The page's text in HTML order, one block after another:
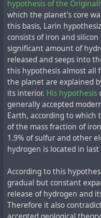
ведущим
долей рынка около
в 2012 году более 6,6
Основанная в 1760
является одной из
действующих
принадлежит
blu eCigs, который
благодаря
телеведущей
Дорффа.
hypothesis of the
which the planet's core
this basis, Larin
consists of iron and
significant amount of
released and seeps into
this hypothesis almost all
the planet are explained
its interior. His hypothesis
generally accepted
Earth, according to which
of the mass fraction of
1.9% of sulfur and other
hydrogen is located in last
According to this
gradual but constant
release of hydrogen and
Therefore it also